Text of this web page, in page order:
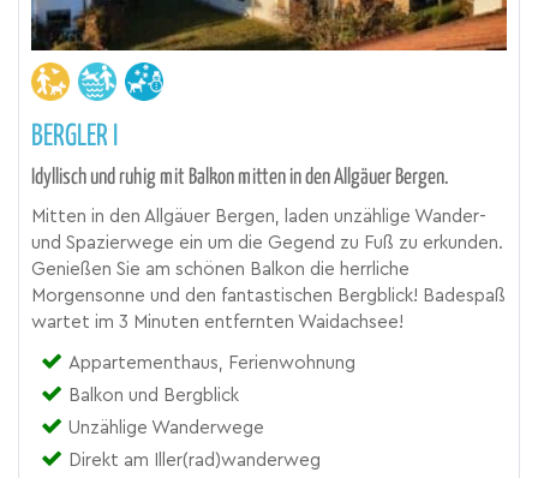
BERGLER I
Idyllisch und ruhig mit Balkon mitten in den Allgäuer Bergen.
Mitten in den Allgäuer Bergen, laden unzählige Wander-
und Spazierwege ein um die Gegend zu Fuß zu erkunden.
Genießen Sie am schönen Balkon die herrliche
Morgensonne und den fantastischen Bergblick! Badespaß
wartet im 3 Minuten entfernten Waidachsee!
Appartementhaus, Ferienwohnung
Balkon und Bergblick
Unzählige Wanderwege
Direkt am Iller(rad)wanderweg